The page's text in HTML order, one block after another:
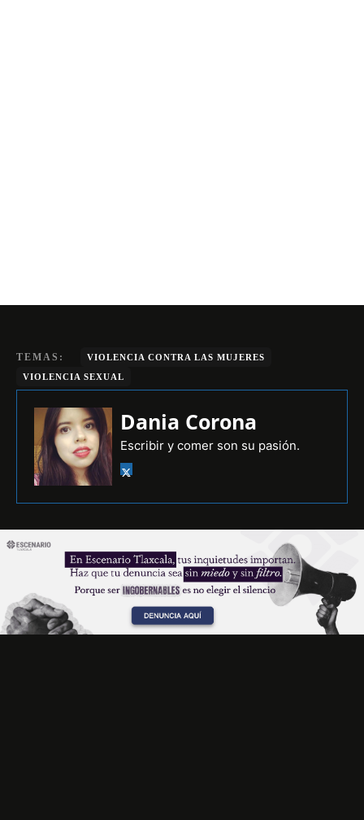
TEMAS:
VIOLENCIA CONTRA LAS MUJERES
VIOLENCIA SEXUAL
Dania Corona
Escribir y comer son su pasión.